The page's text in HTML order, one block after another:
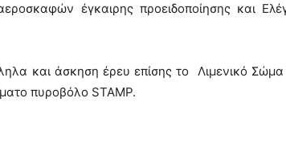
έγκαιρης προειδοποίησης και
και άσκηση έρευ επίσης το Λιμενικό
πυροβόλο STAMP.